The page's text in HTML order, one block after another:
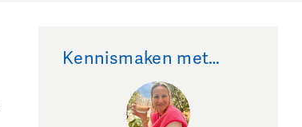
Kennismaken met…